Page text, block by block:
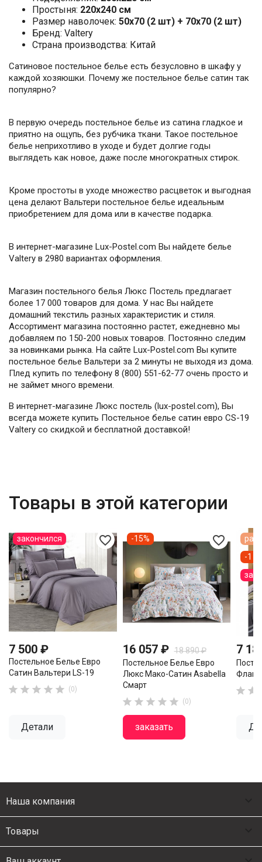
Простыня: 220х240 см
Размер наволочек: 50x70 (2 шт) + 70x70 (2 шт)
Бренд: Valtery
Страна производства: Китай
Сатиновое постельное белье есть безусловно в шкафу у
каждой хозяюшки. Почему же постельное белье сатин так
популярно?
В первую очередь постельное белье из сатина гладкое и
приятно на ощупь, без рубчика ткани. Такое постельное
белье неприхотливо в уходе и будет долгие годы
выглядеть как новое, даже после многократных стирок.
Кроме простоты в уходе множество расцветок и выгодная
цена делают Вальтери постельное белье идеальным
приобретением для дома или в качестве подарка.
В интернет-магазине Lux-Postel.com Вы найдете белье
Valtery в 2980 вариантах оформления.
Магазин постельного белья Люкс Постель предлагает
более 17 000 товаров для дома. У нас Вы найдете
домашний текстиль разных характеристик и стиля.
Ассортимент магазина постоянно растет, ежедневно мы
добавляем по 150-200 новых товаров. Постоянно следим
за новинками рынка. На сайте Lux-Postel.com Вы купите
постельное белье Вальтери за 2 минуты не выходя из дома.
Плед купить по телефону 8 (800) 551-62-77 очень просто и
не займет много времени.
В интернет-магазине Люкс постель (lux-postel.com), Вы
всегда можете купить Постельное белье сатин евро CS-19
Valtery со скидкой и бесплатной доставкой!
Товары в этой категории
favorite_border
7 500 ₽
Постельное Белье Евро
Сатин Вальтери LS-19
     (0)
Детали
закончился favorite_border
16 057 ₽ 18 890 ₽
Постельное Белье Евро
Люкс Мако-Сатин Asabella
Смарт
     (0)
заказать
-15%
7
 
-1
Наша компания
Товары